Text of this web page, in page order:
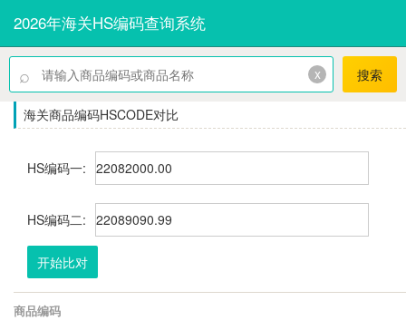
2026年海关HS编码查询系统
⌕ x 搜索
海关商品编码HSCODE对比
HS编码一:
HS编码二:
开始比对
商品编码